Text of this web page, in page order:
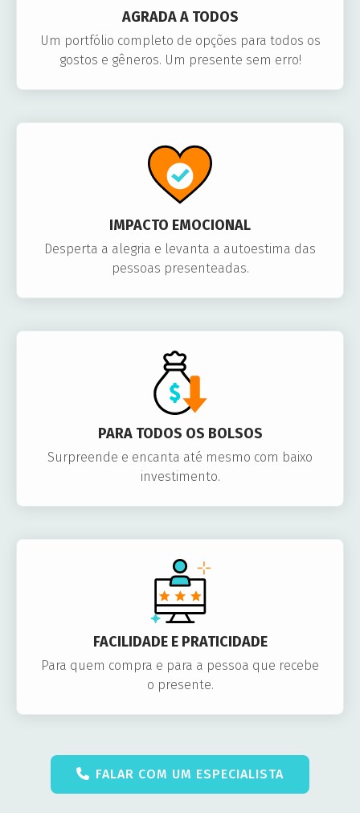
AGRADA A TODOS
Um portfólio completo de opções para todos os
gostos e gêneros. Um presente sem erro!
IMPACTO EMOCIONAL
Desperta a alegria e levanta a autoestima das
pessoas presenteadas.
PARA TODOS OS BOLSOS
Surpreende e encanta até mesmo com baixo
investimento.
FACILIDADE E PRATICIDADE
Para quem compra e para a pessoa que recebe
o presente.
FALAR COM UM ESPECIALISTA